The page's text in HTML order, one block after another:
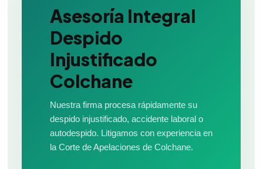
Asesoría Integral
Despido
Injustificado
Colchane
Nuestra firma procesa rápidamente su
despido injustificado, accidente laboral o
autodespido. Litigamos con experiencia en
la Corte de Apelaciones de Colchane.